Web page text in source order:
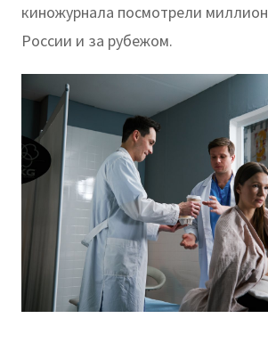
киножурнала посмотрели
России и за рубежом.